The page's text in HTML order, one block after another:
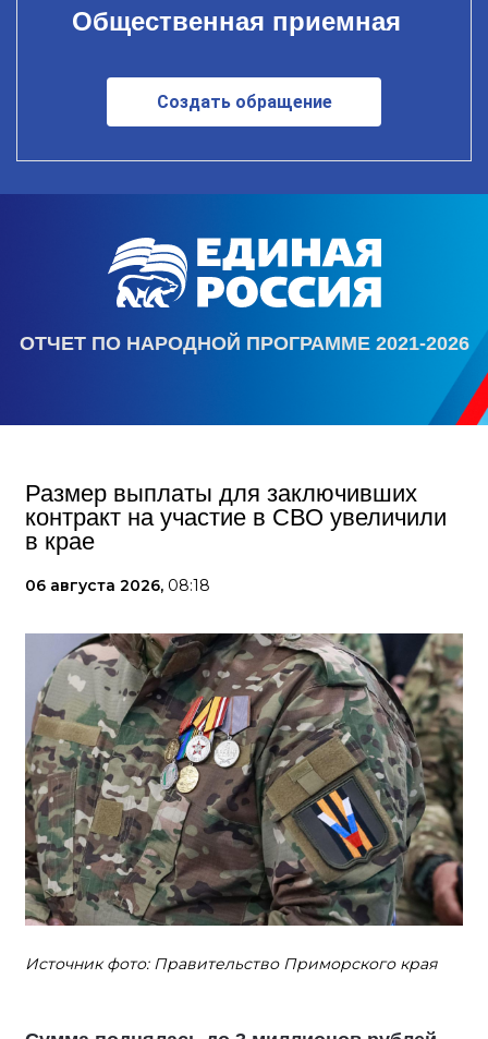
Общественная приемная
Создать обращение
ОТЧЕТ ПО НАРОДНОЙ ПРОГРАММЕ 2021-2026
Размер выплаты для заключивших
контракт на участие в СВО увеличили
в крае
06 августа 2026, 08:18
Источник фото: Правительство Приморского края